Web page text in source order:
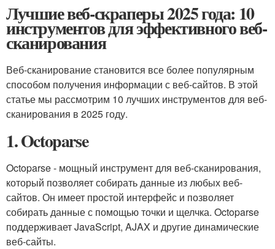
Лучшие веб-скраперы 2025 года: 10
инструментов для эффективного веб-
сканирования
Веб-сканирование становится все более популярным
способом получения информации с веб-сайтов. В этой
статье мы рассмотрим 10 лучших инструментов для веб-
сканирования в 2025 году.
1. Octoparse
Octoparse - мощный инструмент для веб-сканирования,
который позволяет собирать данные из любых веб-
сайтов. Он имеет простой интерфейс и позволяет
собирать данные с помощью точки и щелчка. Octoparse
поддерживает JavaScript, AJAX и другие динамические
веб-сайты.